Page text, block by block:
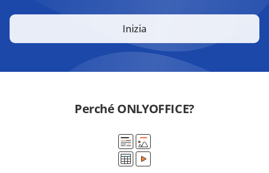
Inizia
Perché ONLYOFFICE?